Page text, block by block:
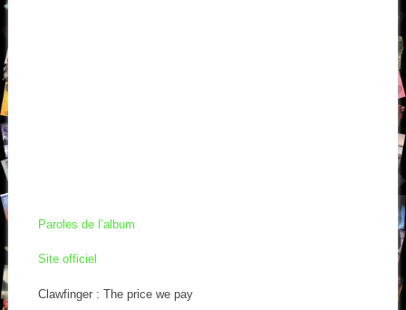
Paroles de l’album
Site officiel
Clawfinger : The price we pay